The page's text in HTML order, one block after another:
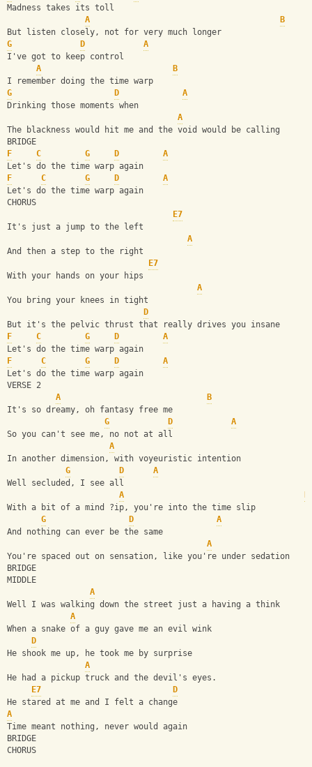
Madness takes its toll
A
B
But listen closely, not for very much longer
G
D
A
I've got to keep control
A
B
I remember doing the time warp
G
D
A
Drinking those moments when
A
The blackness would hit me and the void would be calling
BRIDGE
F
C G D
A
Let's do the time warp again
F
C G D
A
Let's do the time warp again
CHORUS
E7
It's just a jump to the left
A
And then a step to the right
E7
With your hands on your hips
A
You bring your knees in tight
D
But it's the pelvic thrust that really drives you insane
F
C G D
A
Let's do the time warp again
F
C G D
A
Let's do the time warp again
VERSE 2
A
B
It's so dreamy, oh fantasy free me
G
D
A
So you can't see me, no not at all
A
In another dimension, with voyeuristic intention
G
D
A
Well secluded, I see all
A
With a bit of a mind ?ip, you're into the time slip
G
D
A
And nothing can ever be the same
A
You're spaced out on sensation, like you're under sedation
BRIDGE
MIDDLE
A
Well I was walking down the street just a having a think
A
When a snake of a guy gave me an evil wink
D
He shook me up, he took me by surprise
A
He had a pickup truck and the devil's eyes.
E7
D
He stared at me and I felt a change
A
Time meant nothing, never would again
BRIDGE
CHORUS